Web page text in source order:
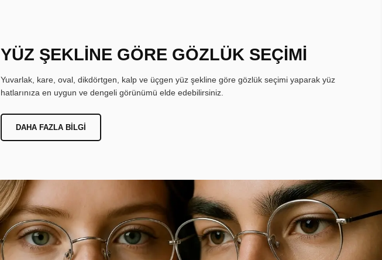
YÜZ ŞEKLİNE GÖRE GÖZLÜK SEÇİMİ
Yuvarlak, kare, oval, dikdörtgen, kalp ve üçgen yüz şekline göre gözlük seçimi yaparak yüz
hatlarınıza en uygun ve dengeli görünümü elde edebilirsiniz.
DAHA FAZLA BILGI